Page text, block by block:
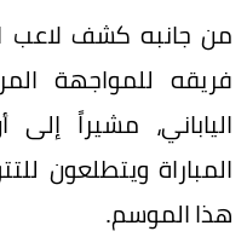
من جانبه كشف لاعب
فريقه للمواجهة
الياباني، مشيراً
المباراة ويتطلعون
هذا الموسم.